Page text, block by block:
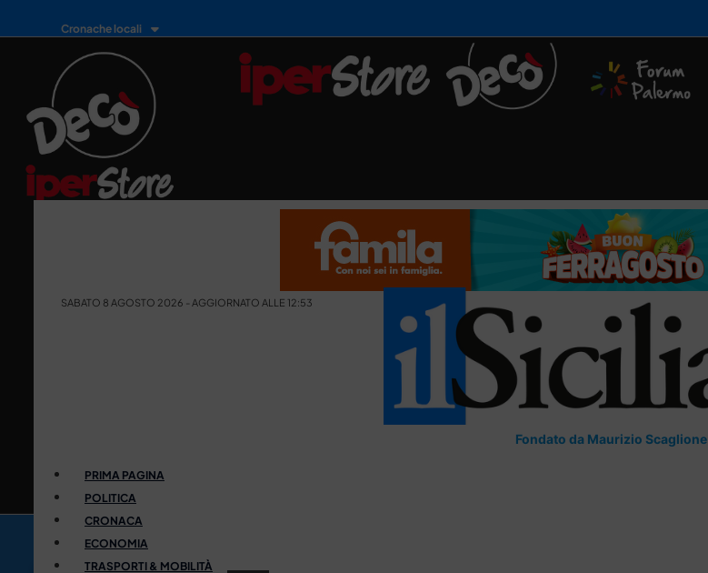
Cronache locali
SABATO 8 AGOSTO 2026 - AGGIORNATO ALLE 12:53
Fondato da Maurizio Scaglione
PRIMA PAGINA
POLITICA
CRONACA
ECONOMIA
TRASPORTI & MOBILITÀ